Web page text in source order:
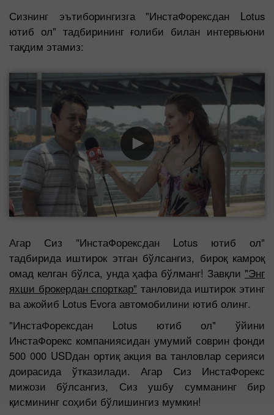
Сизнинг эътиборингизга "ИнстаФорексдан Lotus
ютиб ол" тадбирининг ғолиби билан интервьюни
тақдим этамиз:
Агар Сиз "ИнстаФорексдан Lotus ютиб ол"
тадбирида иштирок этган бўлсангиз, бироқ камроқ
омад келган бўлса, унда ҳафа бўлманг! Завқли "Энг
яхши брокердан спорткар" танловида иштирок этинг
ва ажойиб Lotus Evora автомобилини ютиб олинг.
"ИнстаФорексдан Lotus ютиб ол" ўйини
ИнстаФорекс компаниясидан умумий соврин фонди
500 000 USDдан ортиқ акция ва танловлар серияси
доирасида ўтказилади. Агар Сиз ИнстаФорекс
мижози бўлсангиз, Сиз ушбу сумманинг бир
қисмининг соҳиби бўлишингиз мумкин!